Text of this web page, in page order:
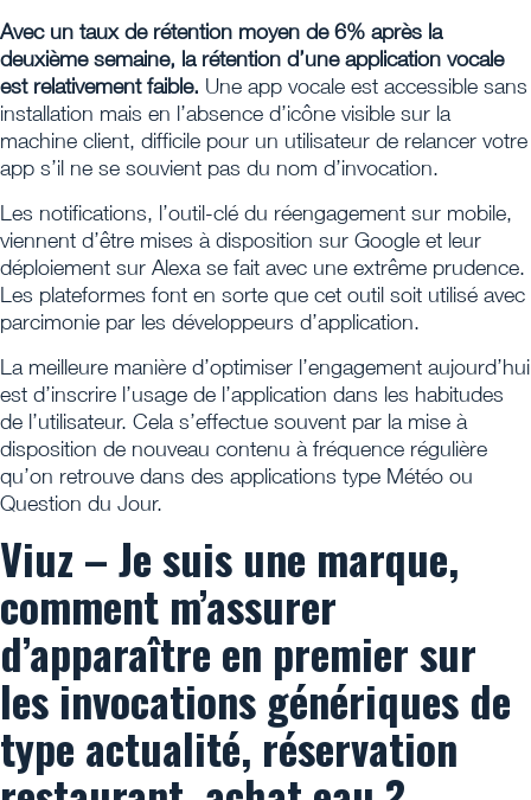
Avec un taux de rétention moyen de 6% après la
deuxième semaine, la rétention d’une application vocale
est relativement faible. Une app vocale est accessible sans
installation mais en l’absence d’icône visible sur la
machine client, difficile pour un utilisateur de relancer votre
app s’il ne se souvient pas du nom d’invocation.
Les notifications, l’outil-clé du réengagement sur mobile,
viennent d’être mises à disposition sur Google et leur
déploiement sur Alexa se fait avec une extrême prudence.
Les plateformes font en sorte que cet outil soit utilisé avec
parcimonie par les développeurs d’application.
La meilleure manière d’optimiser l’engagement aujourd’hui
est d’inscrire l’usage de l’application dans les habitudes
de l’utilisateur. Cela s’effectue souvent par la mise à
disposition de nouveau contenu à fréquence régulière
qu’on retrouve dans des applications type Météo ou
Question du Jour.
Viuz – Je suis une marque,
comment m’assurer
d’apparaître en premier sur
les invocations génériques de
type actualité, réservation